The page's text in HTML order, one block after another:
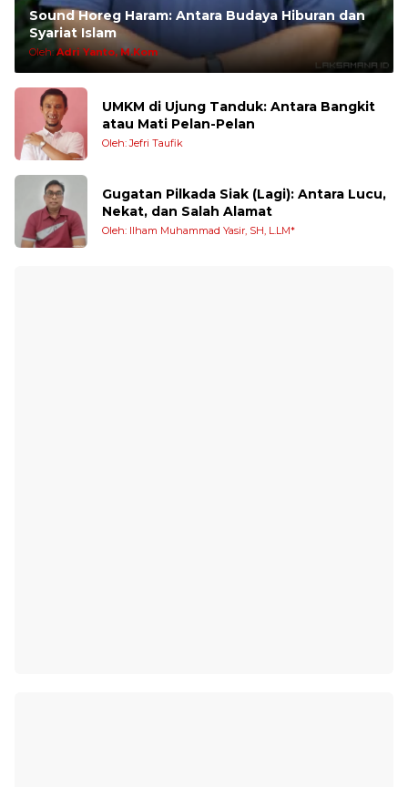
Sound Horeg Haram: Antara Budaya Hiburan dan
Syariat Islam
Oleh:Adri Yanto, M.Kom
UMKM di Ujung Tanduk: Antara Bangkit
atau Mati Pelan-Pelan
Oleh: Jefri Taufik
Gugatan Pilkada Siak (Lagi): Antara Lucu,
Nekat, dan Salah Alamat
Oleh: Ilham Muhammad Yasir, SH, L.LM*